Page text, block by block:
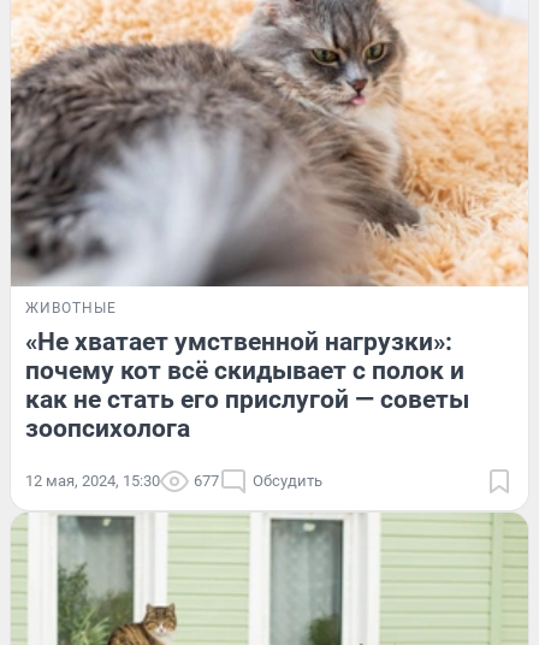
ЖИВОТНЫЕ
«Не хватает умственной нагрузки»:
почему кот всё скидывает с полок и
как не стать его прислугой — советы
зоопсихолога
12 мая, 2024, 15:30 677 Обсудить